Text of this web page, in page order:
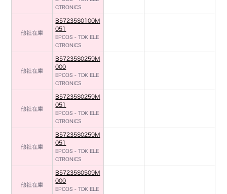
CTRONICS
他社在庫
B57235S0100M
051
EPCOS - TDK ELE
CTRONICS
他社在庫
B57235S0259M
000
EPCOS - TDK ELE
CTRONICS
他社在庫
B57235S0259M
051
EPCOS - TDK ELE
CTRONICS
他社在庫
B57235S0259M
051
EPCOS - TDK ELE
CTRONICS
他社在庫
B57235S0509M
000
EPCOS - TDK ELE